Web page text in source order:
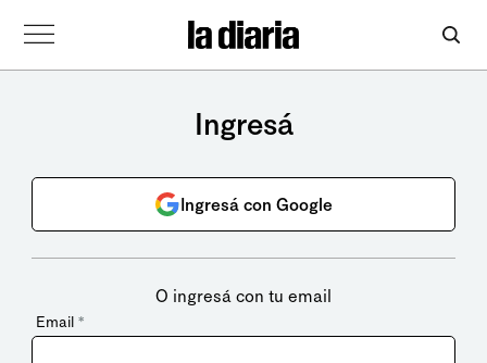
Ingresá
Ingresá con Google
O ingresá con tu email
Email *